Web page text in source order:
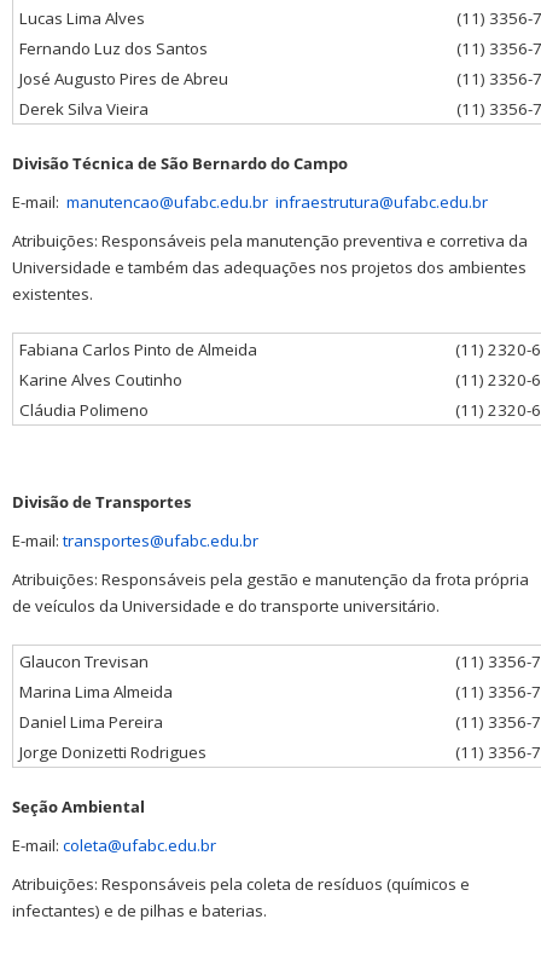
Lucas Lima Alves
(11) 3356-
Fernando Luz dos Santos
(11) 3356-
José Augusto Pires de Abreu
(11) 3356-
Derek Silva Vieira
(11) 3356-
Divisão Técnica de São Bernardo do Campo
E-mail: manutencao@ufabc.edu.br infraestrutura@ufabc.edu.br
Atribuições: Responsáveis pela manutenção preventiva e corretiva da
Universidade e também das adequações nos projetos dos ambientes
existentes.
Fabiana Carlos Pinto de Almeida
(11) 2320-
Karine Alves Coutinho
(11) 2320-
Cláudia Polimeno
(11) 2320-
Divisão de Transportes
E-mail:transportes@ufabc.edu.br
Atribuições: Responsáveis pela gestão e manutenção da frota própria
de veículos da Universidade e do transporte universitário.
Glaucon Trevisan
(11) 3356-
Marina Lima Almeida
(11) 3356-
Daniel Lima Pereira
(11) 3356-
Jorge Donizetti Rodrigues
(11) 3356-
Seção Ambiental
E-mail: coleta@ufabc.edu.br
Atribuições: Responsáveis pela coleta de resíduos (químicos e
infectantes) e de pilhas e baterias.